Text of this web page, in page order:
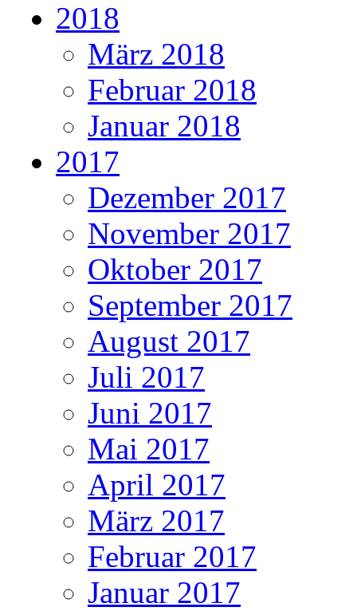
2018
März 2018
Februar 2018
Januar 2018
2017
Dezember 2017
November 2017
Oktober 2017
September 2017
August 2017
Juli 2017
Juni 2017
Mai 2017
April 2017
März 2017
Februar 2017
Januar 2017